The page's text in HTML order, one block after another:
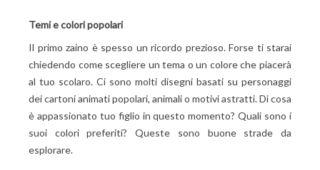
Temi e colori popolari
Il primo zaino è spesso un ricordo prezioso. Forse ti starai
chiedendo come scegliere un tema o un colore che piacerà
al tuo scolaro. Ci sono molti disegni basati su personaggi
dei cartoni animati popolari, animali o motivi astratti. Di cosa
è appassionato tuo figlio in questo momento? Quali sono i
suoi colori preferiti? Queste sono buone strade da
esplorare.